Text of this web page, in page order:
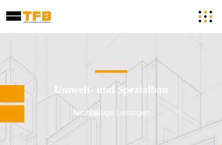
Umwelt- und Spezialbau
Nachhaltige Lösungen